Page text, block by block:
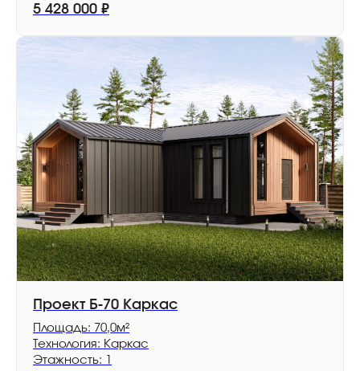
5 428 000 ₽
Проект Б-70 Каркас
Площадь: 70,0м²
Технология: Каркас
Этажность: 1